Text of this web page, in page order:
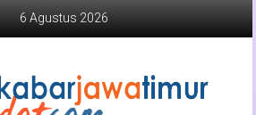
6 Agustus 2026